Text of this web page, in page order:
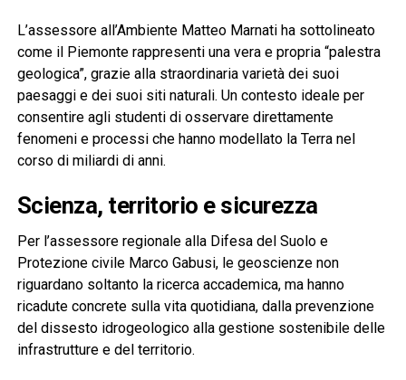
L’assessore all’Ambiente Matteo Marnati ha sottolineato
come il Piemonte rappresenti una vera e propria “palestra
geologica”, grazie alla straordinaria varietà dei suoi
paesaggi e dei suoi siti naturali. Un contesto ideale per
consentire agli studenti di osservare direttamente
fenomeni e processi che hanno modellato la Terra nel
corso di miliardi di anni.
Scienza, territorio e sicurezza
Per l’assessore regionale alla Difesa del Suolo e
Protezione civile Marco Gabusi, le geoscienze non
riguardano soltanto la ricerca accademica, ma hanno
ricadute concrete sulla vita quotidiana, dalla prevenzione
del dissesto idrogeologico alla gestione sostenibile delle
infrastrutture e del territorio.